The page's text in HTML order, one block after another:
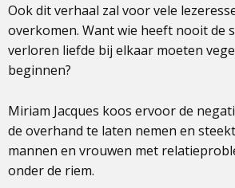
Ook dit verhaal zal voor vele
overkomen. Want wie heeft nooit de
verloren liefde bij elkaar moeten
beginnen?
Miriam Jacques koos ervoor de
de overhand te laten nemen en
mannen en vrouwen met
onder de riem.